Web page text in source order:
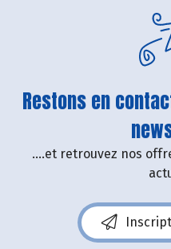
Restons en
....et retrouvez nos